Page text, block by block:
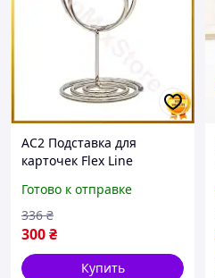
AC2 Подставка для
карточек Flex Line
10шт серебро
ценникодержатель для
банкета DE
Готово к отправке
300₴
336 ₴
Купить